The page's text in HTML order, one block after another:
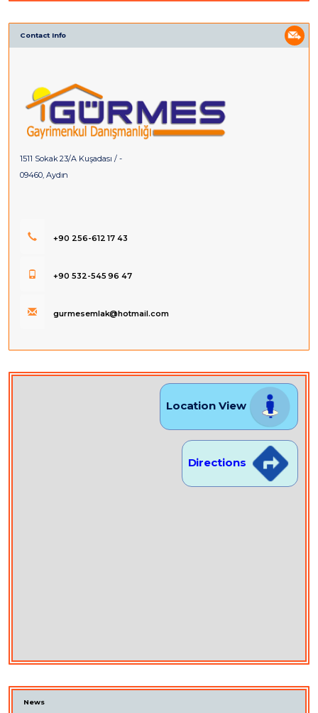
Contact Info
1511 Sokak 23/A Kuşadası / -
09460, Aydın
+90 256-612 17 43
+90 532-545 96 47
gurmesemlak@hotmail.com
Location View
Directions
News